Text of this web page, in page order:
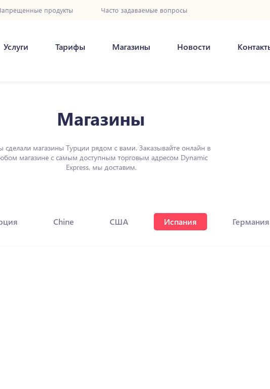
продукты Часто задаваемые вопросы
Услуги Тарифы Магазины Новости
Магазины
сделали магазины Турции рядом с вами. Заказывайте онлайн в
магазине с самым доступным торговым адресом Dynamic
Express, мы доставим.
Chine США Испания Германия